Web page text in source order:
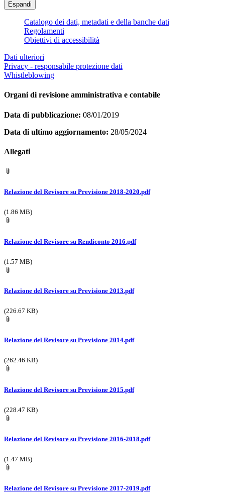
Espandi
Catalogo dei dati, metadati e della banche dati
Regolamenti
Obiettivi di accessibilità
Dati ulteriori
Privacy - responsabile protezione dati
Whistleblowing
Organi di revisione amministrativa e contabile
Data di pubblicazione: 08/01/2019
Data di ultimo aggiornamento: 28/05/2024
Allegati
Relazione del Revisore su Previsione 2018-2020.pdf
(1.86 MB)
Relazione del Revisore su Rendiconto 2016.pdf
(1.57 MB)
Relazione del Revisore su Previsione 2013.pdf
(226.67 KB)
Relazione del Revisore su Previsione 2014.pdf
(262.46 KB)
Relazione del Revisore su Previsione 2015.pdf
(228.47 KB)
Relazione del Revisore su Previsione 2016-2018.pdf
(1.47 MB)
Relazione del Revisore su Previsione 2017-2019.pdf